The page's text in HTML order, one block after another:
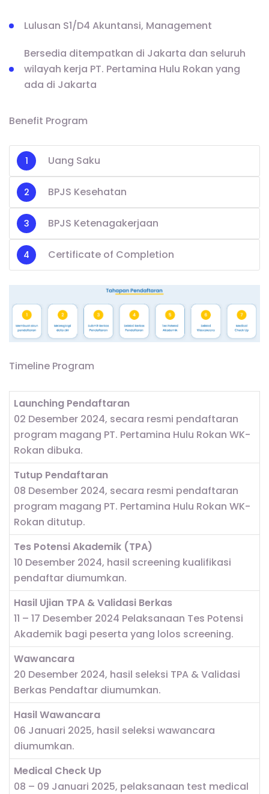
Lulusan S1/D4 Akuntansi, Management
Bersedia ditempatkan di Jakarta dan seluruh
wilayah kerja PT. Pertamina Hulu Rokan yang
ada di Jakarta
Benefit Program
Uang Saku
BPJS Kesehatan
BPJS Ketenagakerjaan
Certificate of Completion
Timeline Program
Launching Pendaftaran
02 Desember 2024, secara resmi pendaftaran
program magang PT. Pertamina Hulu Rokan WK-
Rokan dibuka.
Tutup Pendaftaran
08 Desember 2024, secara resmi pendaftaran
program magang PT. Pertamina Hulu Rokan WK-
Rokan ditutup.
Tes Potensi Akademik (TPA)
10 Desember 2024, hasil screening kualifikasi
pendaftar diumumkan.
Hasil Ujian TPA & Validasi Berkas
11 – 17 Desember 2024 Pelaksanaan Tes Potensi
Akademik bagi peserta yang lolos screening.
Wawancara
20 Desember 2024, hasil seleksi TPA & Validasi
Berkas Pendaftar diumumkan.
Hasil Wawancara
06 Januari 2025, hasil seleksi wawancara
diumumkan.
Medical Check Up
08 – 09 Januari 2025, pelaksanaan test medical